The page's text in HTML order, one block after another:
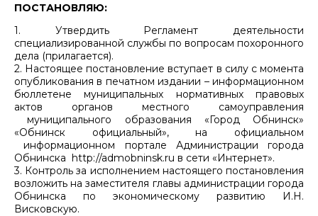
ПОСТАНОВЛЯЮ:
1. Утвердить Регламент деятельности
специализированной службы по вопросам похоронного
дела (прилагается).
2. Настоящее постановление вступает в силу с момента
опубликования в печатном издании – информационном
бюллетене муниципальных нормативных правовых
актов органов местного самоуправления
муниципального образования «Город Обнинск»
«Обнинск официальный», на официальном
информационном портале Администрации города
Обнинска http://admobninsk.ru в сети «Интернет».
3. Контроль за исполнением настоящего постановления
возложить на заместителя главы администрации города
Обнинска по экономическому развитию И.Н.
Висковскую.